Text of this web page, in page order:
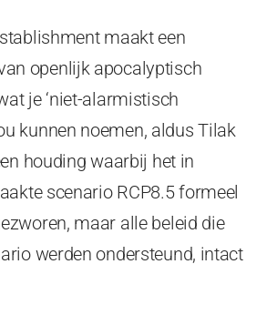
maakt een
openlijk apocalyptisch
je ‘niet-alarmistisch
kunnen noemen, aldus Tilak
houding waarbij het in
scenario RCP8.5 formeel
maar alle beleid die
werden ondersteund, intact